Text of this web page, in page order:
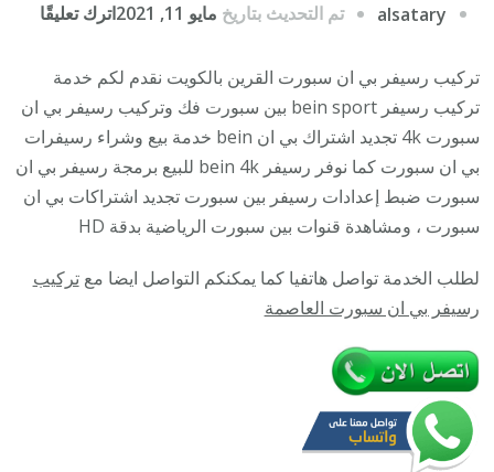
alsatary تم التحديث بتاريخ مايو 11, 2021 اترك تعليقًا
بي
ان
/
تركيب رسيفر بي ان سبورت القرين بالكويت نقدم لكم خدمة
تركيب رسيفر bein sport بين سبورت فك وتركيب رسيفر بي ان
سبورت 4k تجديد اشتراك بي ان bein خدمة بيع وشراء رسيفرات
بي ان سبورت كما نوفر رسيفر bein 4k للبيع برمجة رسيفر بي ان
سبورت ضبط إعدادات رسيفر بين سبورت تجديد اشتراكات بي ان
سبورت ، ومشاهدة قنوات بين سبورت الرياضية بدقة HD
لطلب الخدمة تواصل هاتفيا كما يمكنكم التواصل ايضا معتركيب
رسيفر بي ان سبورت العاصمة